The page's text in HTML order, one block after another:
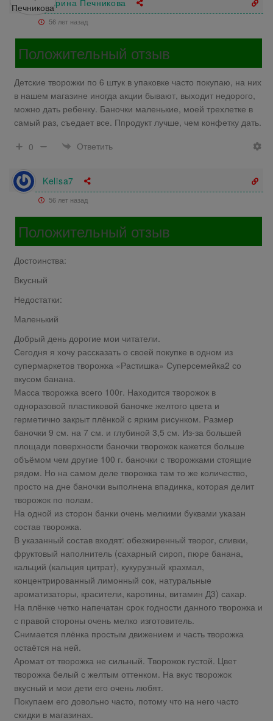
Марина Печникова
56 лет назад
Положительный отзыв
Детские творожки по 6 штук в упаковке часто покупаю, на них
в нашем магазине иногда акции бывают, выходит недорого,
можно дать ребенку. Баночки маленькие, моей трехлетке в
самый раз, съедает все. Ппродукт лучше, чем конфетку дать.
0
Ответить
Kelisa7
56 лет назад
Положительный отзыв
Достоинства:
Вкусный
Недостатки:
Маленький
Добрый день дорогие мои читатели.
Сегодня я хочу рассказать о своей покупке в одном из
супермаркетов творожка «Растишка» Суперсемейка2 со
вкусом банана.
Масса творожка всего 100г. Находится творожок в
одноразовой пластиковой баночке желтого цвета и
герметично закрыт плёнкой с ярким рисунком. Размер
баночки 9 см. на 7 см. и глубиной 3,5 см. Из-за большей
площади поверхности баночки творожок кажется больше
объёмом чем другие 100 г. баночки с творожками стоящие
рядом. Но на самом деле творожка там то же количество,
просто на дне баночки выполнена впадинка, которая делит
творожок по полам.
На одной из сторон банки очень мелкими буквами указан
состав творожка.
В указанный состав входят: обезжиренный творог, сливки,
фруктовый наполнитель (сахарный сироп, пюре банана,
кальций (кальция цитрат), кукурузный крахмал,
концентрированный лимонный сок, натуральные
ароматизаторы, красители, каротины, витамин Д3) сахар.
На плёнке четко напечатан срок годности данного творожка и
с правой стороны очень мелко изготовитель.
Снимается плёнка простым движением и часть творожка
остаётся на ней.
Аромат от творожка не сильный. Творожок густой. Цвет
творожка белый с желтым оттенком. На вкус творожок
вкусный и мои дети его очень любят.
Покупаем его довольно часто, потому что на него часто
скидки в магазинах.